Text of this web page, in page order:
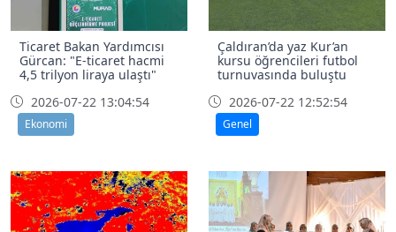
Ticaret Bakan Yardımcısı
Gürcan: "E-ticaret hacmi
4,5 trilyon liraya ulaştı"
2026-07-22 13:04:54
Ekonomi
Çaldıran’da yaz Kur’an
kursu öğrencileri futbol
turnuvasında buluştu
2026-07-22 12:52:54
Genel